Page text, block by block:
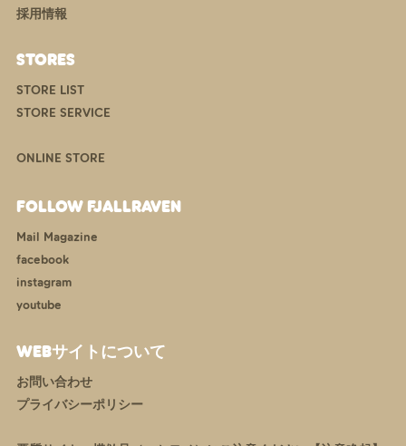
採用情報
STORES
STORE LIST
STORE SERVICE
ONLINE STORE
FOLLOW FJALLRAVEN
Mail Magazine
facebook
instagram
youtube
WEBサイトについて
お問い合わせ
プライバシーポリシー